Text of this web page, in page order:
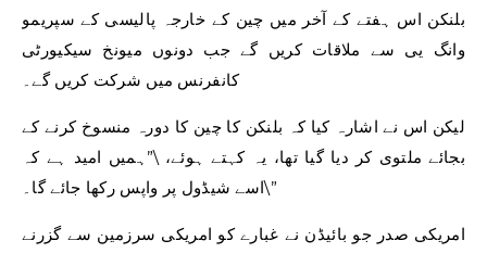
بلنکن اس ہفتے کے آخر میں چین کے خارجہ پالیسی کے سپریمو
وانگ یی سے ملاقات کریں گے جب دونوں میونخ سیکیورٹی
کانفرنس میں شرکت کریں گے۔
لیکن اس نے اشارہ کیا کہ بلنکن کا چین کا دورہ منسوخ کرنے کے
بجائے ملتوی کر دیا گیا تھا، یہ کہتے ہوئے، \”ہمیں امید ہے کہ
اسے شیڈول پر واپس رکھا جائے گا۔\”
امریکی صدر جو بائیڈن نے غبارے کو امریکی سرزمین سے گزرنے